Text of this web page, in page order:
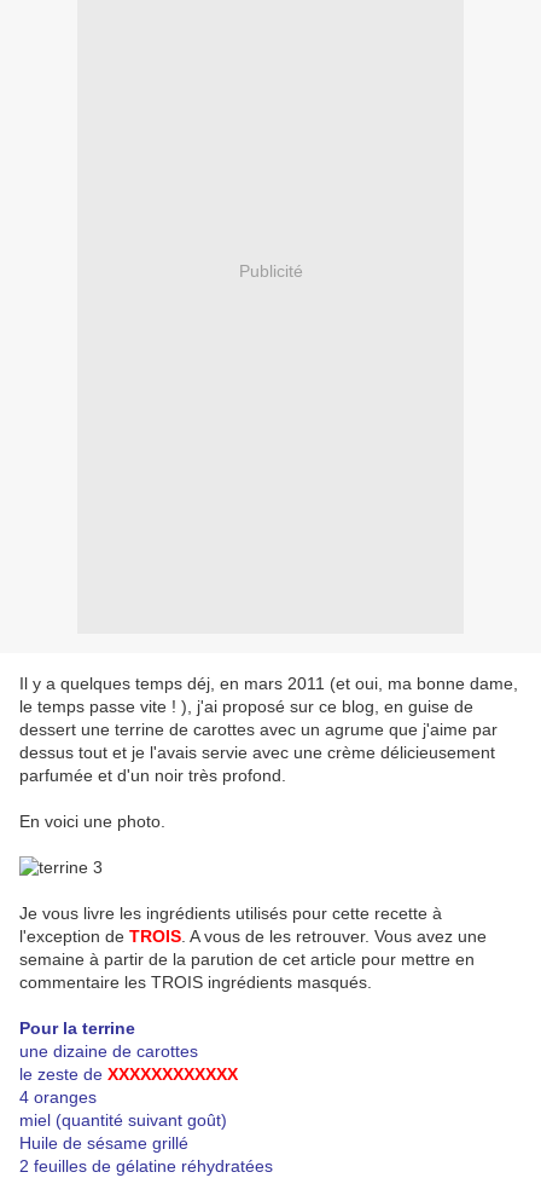
Publicité
Il y a quelques temps déj, en mars 2011 (et oui, ma bonne dame,
le temps passe vite ! ), j'ai proposé sur ce blog, en guise de
dessert une terrine de carottes avec un agrume que j'aime par
dessus tout et je l'avais servie avec une crème délicieusement
parfumée et d'un noir très profond.
En voici une photo.
Je vous livre les ingrédients utilisés pour cette recette à
l'exception de TROIS . A vous de les retrouver. Vous avez une
semaine à partir de la parution de cet article pour mettre en
commentaire les TROIS ingrédients masqués.
Pour la terrine
une dizaine de carottes
le zeste de XXXXXXXXXXXX
4 oranges
miel (quantité suivant goût)
Huile de sésame grillé
2 feuilles de gélatine réhydratées